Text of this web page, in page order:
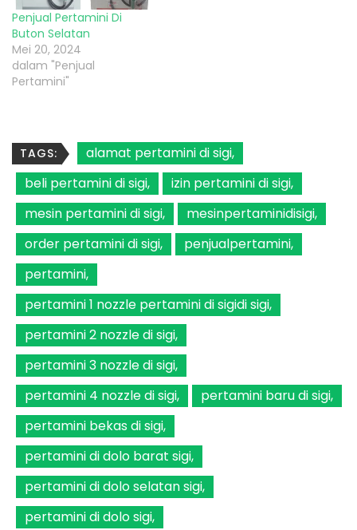
Penjual Pertamini Di
Buton Selatan
Mei 20, 2024
dalam "Penjual
Pertamini"
TAGS:
alamat pertamini di sigi
beli pertamini di sigi
izin pertamini di sigi
mesin pertamini di sigi
mesinpertaminidisigi
order pertamini di sigi
penjualpertamini
pertamini
pertamini 1 nozzle pertamini di sigidi sigi
pertamini 2 nozzle di sigi
pertamini 3 nozzle di sigi
pertamini 4 nozzle di sigi
pertamini baru di sigi
pertamini bekas di sigi
pertamini di dolo barat sigi
pertamini di dolo selatan sigi
pertamini di dolo sigi